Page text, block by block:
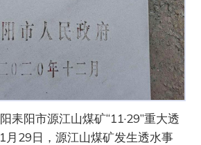
耒阳市源江山煤矿“11·29”重大透
月29日，源江山煤矿发生透水事